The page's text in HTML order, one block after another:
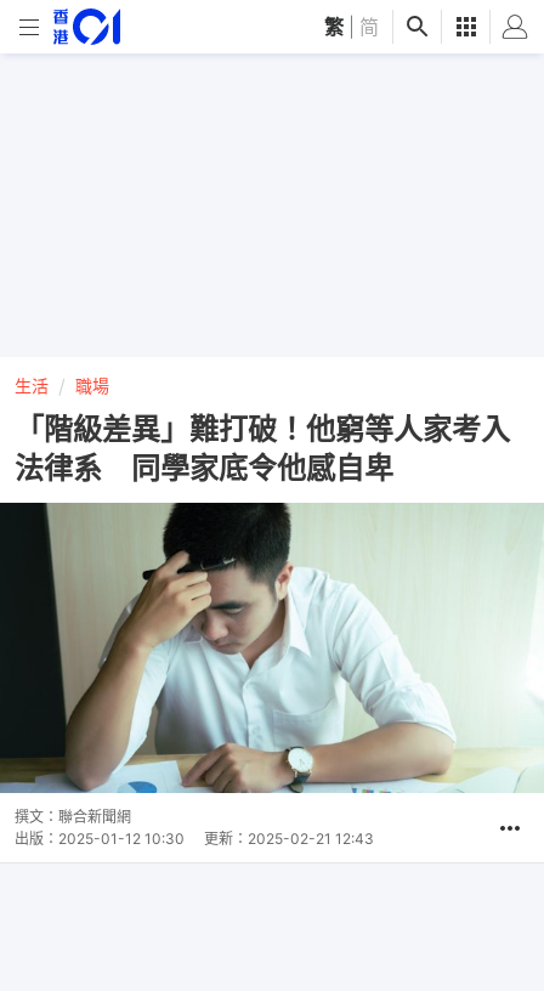
繁 简
生活 職場
「階級差異」難打破！他窮等人家考入
法律系 同學家底令他感自卑
撰文： 聯合新聞網
出版： 2025-01-12 10:30 更新： 2025-02-21 12:43